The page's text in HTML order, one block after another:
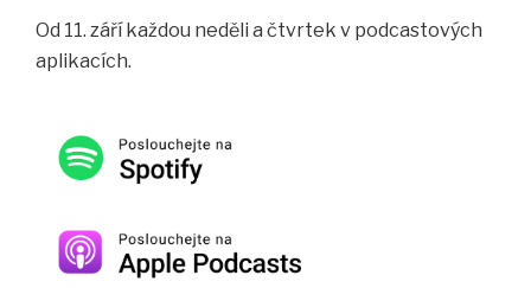
Od 11. září každou neděli a čtvrtek v podcastových
aplikacích.